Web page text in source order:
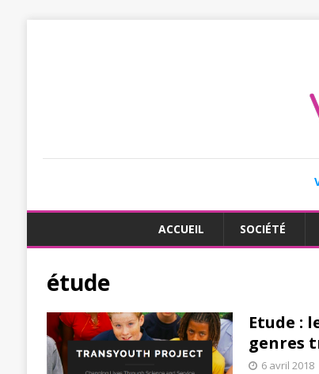
ACCUEIL SOCIÉTÉ
étude
Etude :
genres
6 avril 2018